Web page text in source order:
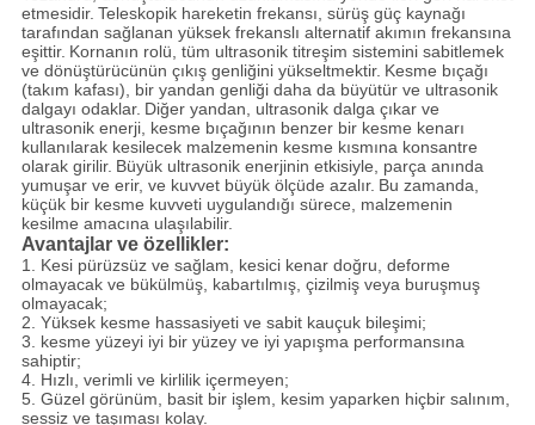
etmesidir. Teleskopik hareketin frekansı, sürüş güç kaynağı
tarafından sağlanan yüksek frekanslı alternatif akımın frekansına
eşittir. Kornanın rolü, tüm ultrasonik titreşim sistemini sabitlemek
ve dönüştürücünün çıkış genliğini yükseltmektir. Kesme bıçağı
(takım kafası), bir yandan genliği daha da büyütür ve ultrasonik
dalgayı odaklar. Diğer yandan, ultrasonik dalga çıkar ve
ultrasonik enerji, kesme bıçağının benzer bir kesme kenarı
kullanılarak kesilecek malzemenin kesme kısmına konsantre
olarak girilir. Büyük ultrasonik enerjinin etkisiyle, parça anında
yumuşar ve erir, ve kuvvet büyük ölçüde azalır. Bu zamanda,
küçük bir kesme kuvveti uygulandığı sürece, malzemenin
kesilme amacına ulaşılabilir.
Avantajlar ve özellikler:
1. Kesi pürüzsüz ve sağlam, kesici kenar doğru, deforme
olmayacak ve bükülmüş, kabartılmış, çizilmiş veya buruşmuş
olmayacak;
2. Yüksek kesme hassasiyeti ve sabit kauçuk bileşimi;
3. kesme yüzeyi iyi bir yüzey ve iyi yapışma performansına
sahiptir;
4. Hızlı, verimli ve kirlilik içermeyen;
5. Güzel görünüm, basit bir işlem, kesim yaparken hiçbir salınım,
sessiz ve taşıması kolay.